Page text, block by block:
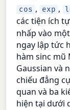
cos , exp ,
các tiện ích
nhấp vào
ngay lập tức
hàm sinc mũ
Gaussian và
chiếu đẳng
quan và ba
hiện tại dưới